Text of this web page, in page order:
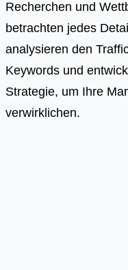
Recherchen und
betrachten jedes
analysieren den
Keywords und
Strategie, um Ihre
verwirklichen.